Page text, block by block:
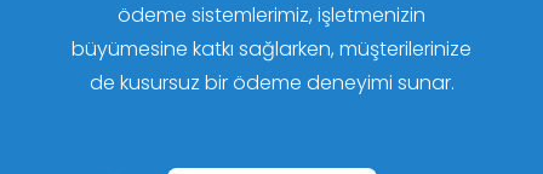
ödeme sistemlerimiz, işletmenizin
büyümesine katkı sağlarken, müşterilerinize
de kusursuz bir ödeme deneyimi sunar.